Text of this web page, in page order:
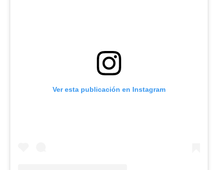
Ver esta publicación en Instagram